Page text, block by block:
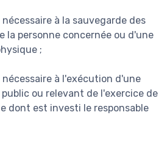
à la sauvegarde des
la personne concernée ou d'une
;
à l'exécution d'une
ou relevant de l'exercice de
dont est investi le responsable